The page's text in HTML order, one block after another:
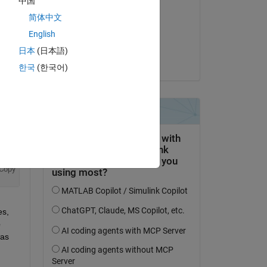
le 14 Août 2018
Acceptée :
简体中文
English
日本 (日本語)
한국 (한국어)